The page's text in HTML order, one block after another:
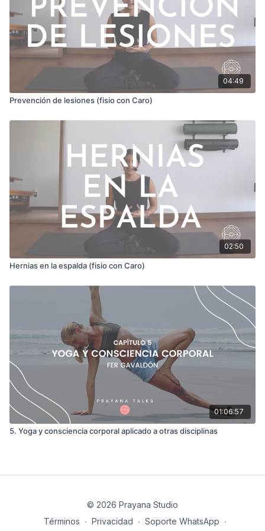
04:49
Prevención de lesiones (fisio con Caro)
02:50
Hernias en la espalda (fisio con Caro)
01:06:57
5. Yoga y consciencia corporal aplicado a otras disciplinas
© 2026 Prayana Studio
Términos ∙ Privacidad ∙ Soporte WhatsApp ∙